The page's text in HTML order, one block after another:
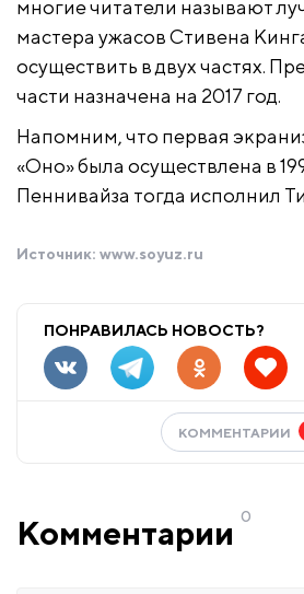
многие читатели называют
мастера ужасов Стивена
осуществить в двух частях.
части назначена на 2017 год.
Напомним, что первая
«Оно» была осуществлена в
Пеннивайза тогда исполнил
Источник: www.soyuz.ru
ПОНРАВИЛАСЬ НОВОСТЬ?
КОММЕНТАРИИ
Комментарии 0